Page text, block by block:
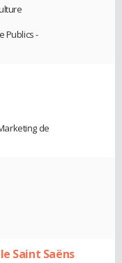
Publics -
de
Saint Saëns